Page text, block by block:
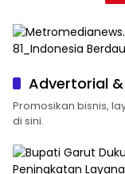
Advertorial
Promosikan bisnis,
di sini.